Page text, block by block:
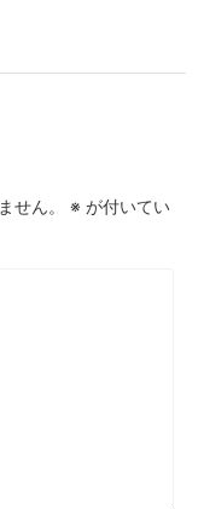
せん。 ※ が付いてい